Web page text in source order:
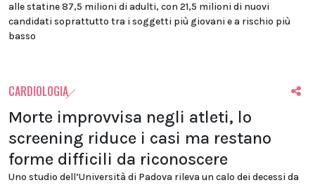
alle statine 87,5 milioni di adulti, con 21,5 milioni di nuovi
candidati soprattutto tra i soggetti più giovani e a rischio più
basso
CARDIOLOGIA
Morte improvvisa negli atleti, lo
screening riduce i casi ma restano
forme difficili da riconoscere
Uno studio dell’Università di Padova rileva un calo dei decessi da